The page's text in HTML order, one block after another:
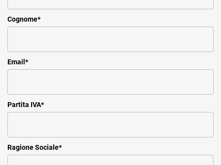
Cognome*
Email *
Partita IVA*
Ragione Sociale*